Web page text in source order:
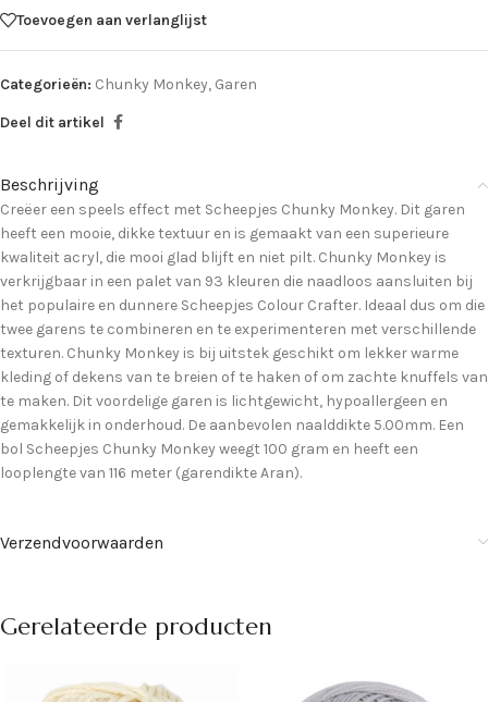
Toevoegen aan verlanglijst
Categorieën: Chunky Monkey, Garen
Deel dit artikel
Beschrijving
Creëer een speels effect met Scheepjes Chunky Monkey. Dit garen
heeft een mooie, dikke textuur en is gemaakt van een superieure
kwaliteit acryl, die mooi glad blijft en niet pilt. Chunky Monkey is
verkrijgbaar in een palet van 93 kleuren die naadloos aansluiten bij
het populaire en dunnere Scheepjes Colour Crafter. Ideaal dus om die
twee garens te combineren en te experimenteren met verschillende
texturen. Chunky Monkey is bij uitstek geschikt om lekker warme
kleding of dekens van te breien of te haken of om zachte knuffels van
te maken. Dit voordelige garen is lichtgewicht, hypoallergeen en
gemakkelijk in onderhoud. De aanbevolen naalddikte 5.00mm. Een
bol Scheepjes Chunky Monkey weegt 100 gram en heeft een
looplengte van 116 meter (garendikte Aran).
Verzendvoorwaarden
Gerelateerde producten